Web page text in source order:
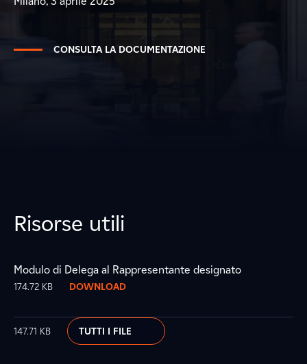
CONSULTA LA DOCUMENTAZIONE
Risorse utili
Modulo di Delega al Rappresentante designato
174.72 KB DOWNLOAD
147.71 KB TUTTI I FILE